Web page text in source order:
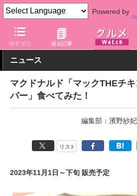
Powered by
カテゴリ 過去記事
グルメ Watch 店舗 ファストフード
ニュース
マクドナルド「マックTHEチ
パー」食べてみた！
編集部：濱野紗妃
リスト
2023年11月1日～下旬 販売予定